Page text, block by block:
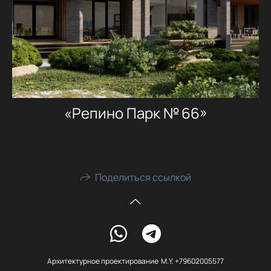
«Репино Парк № 66»
Поделиться ссылкой
Архитектурное проектирование M.Y. +79602005577